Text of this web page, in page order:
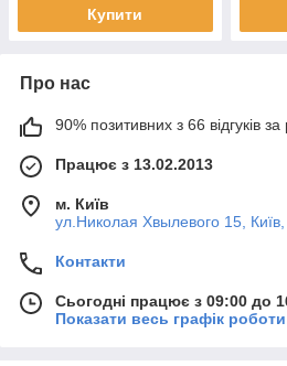
Купити
Про нас
90% позитивних з 66 відгуків за
Працює з 13.02.2013
м. Київ
ул.Николая Хвылевого 15, Київ,
Контакти
Сьогодні працює з 09:00 до
Показати весь графік роботи